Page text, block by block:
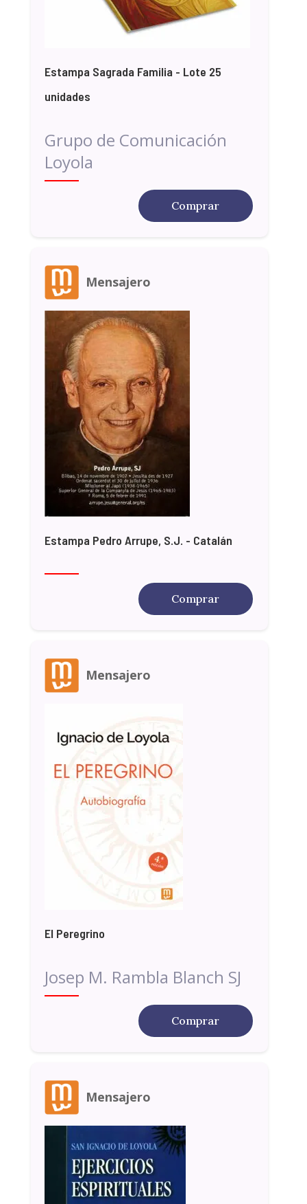
Estampa Sagrada Familia - Lote 25
unidades
Grupo de Comunicación
Loyola
Comprar
Mensajero
Estampa Pedro Arrupe, S.J. - Catalán
Comprar
Mensajero
El Peregrino
Josep M. Rambla Blanch SJ
Comprar
Mensajero